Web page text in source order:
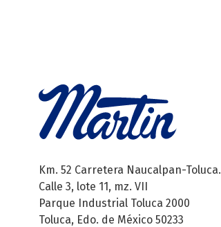
Km. 52 Carretera Naucalpan-Toluca.
Calle 3, lote 11, mz. VII
Parque Industrial Toluca 2000
Toluca, Edo. de México 50233